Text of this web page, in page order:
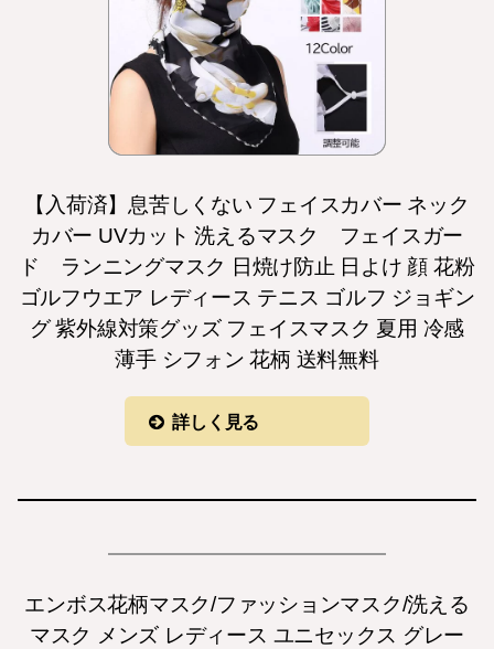
【入荷済】息苦しくない フェイスカバー ネック
カバー UVカット 洗えるマスク フェイスガー
ド ランニングマスク 日焼け防止 日よけ 顔 花粉
ゴルフウエア レディース テニス ゴルフ ジョギン
グ 紫外線対策グッズ フェイスマスク 夏用 冷感
薄手 シフォン 花柄 送料無料
詳しく見る
エンボス花柄マスク/ファッションマスク/洗える
マスク メンズ レディース ユニセックス グレー